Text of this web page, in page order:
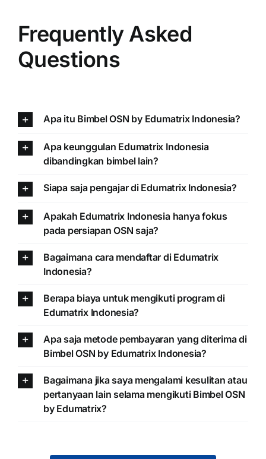
Frequently Asked
Questions
Apa itu Bimbel OSN by Edumatrix Indonesia?
Apa keunggulan Edumatrix Indonesia
dibandingkan bimbel lain?
Siapa saja pengajar di Edumatrix Indonesia?
Apakah Edumatrix Indonesia hanya fokus
pada persiapan OSN saja?
Bagaimana cara mendaftar di Edumatrix
Indonesia?
Berapa biaya untuk mengikuti program di
Edumatrix Indonesia?
Apa saja metode pembayaran yang diterima di
Bimbel OSN by Edumatrix Indonesia?
Bagaimana jika saya mengalami kesulitan atau
pertanyaan lain selama mengikuti Bimbel OSN
by Edumatrix?